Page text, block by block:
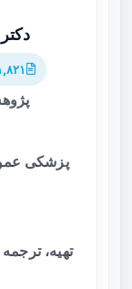
۱,۸۲۱
پزشکی
تهیه،